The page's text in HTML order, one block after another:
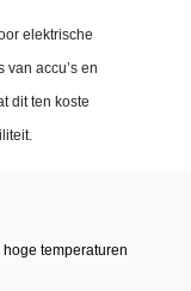
elektrische
accu’s en
dit ten koste
temperaturen